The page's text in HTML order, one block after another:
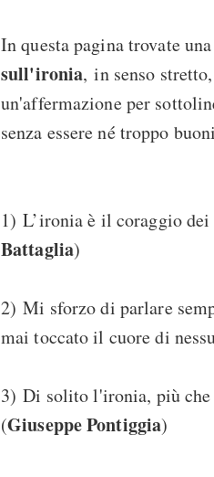
In questa pagina trovate
sull'ironia, in senso
un'affermazione per
senza essere né troppo
1) L’ironia è il coraggio
Battaglia)
2) Mi sforzo di parlare
mai toccato il cuore di
3) Di solito l'ironia, più che
(Giuseppe Pontiggia)